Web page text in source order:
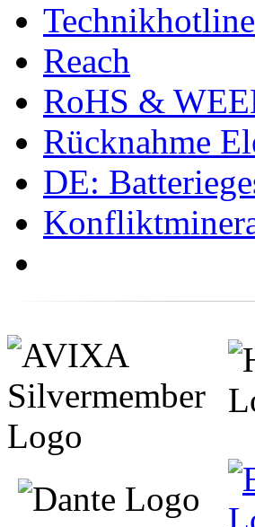
Technikhotline
Reach
RoHS &
Rücknahme
DE: